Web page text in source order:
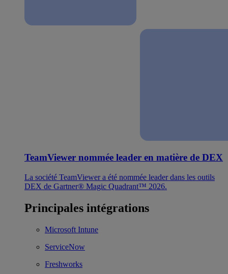
TeamViewer nommée leader en matière de DEX
La société TeamViewer a été nommée leader dans les outils
DEX de Gartner® Magic Quadrant™ 2026.
Principales intégrations
Microsoft Intune
ServiceNow
Freshworks